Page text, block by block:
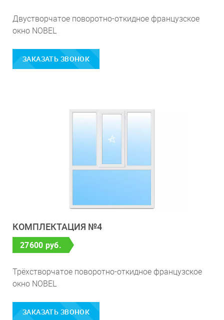
Двустворчатое поворотно-откидное французское
окно NOBEL
ЗАКАЗАТЬ ЗВОНОК
КОМПЛЕКТАЦИЯ №4
27600 руб.
Трёхстворчатое поворотно-откидное французское
окно NOBEL
ЗАКАЗАТЬ ЗВОНОК